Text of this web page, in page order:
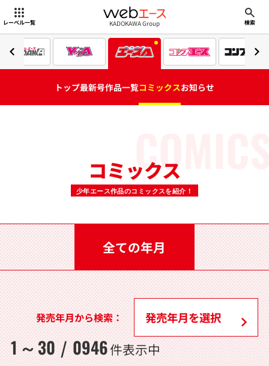
レーベル一覧 webエース
KADOKAWA Group 検索
トップ最新号作品一覧コミックスお知らせ
コミックス
少年エース作品のコミックスを紹介！
全ての年月
1 ～ 30 / 0946件表示中
発売年月から検索：